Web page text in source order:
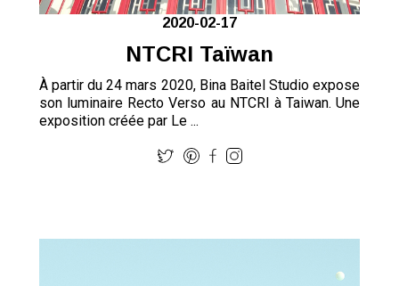
2020-02-17
NTCRI Taïwan
À partir du 24 mars 2020, Bina Baitel Studio expose
son luminaire Recto Verso au NTCRI à Taiwan. Une
exposition créée par Le ...